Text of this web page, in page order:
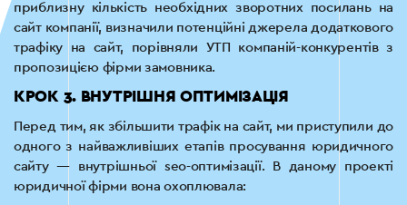
приблизну кількість необхідних зворотних посилань на
сайт компанії, визначили потенційні джерела додаткового
трафіку на сайт, порівняли УТП компаній-конкурентів з
пропозицією фірми замовника.
КРОК 3. ВНУТРІШНЯ ОПТИМІЗАЦІЯ
Перед тим, як збільшити трафік на сайт, ми приступили до
одного з найважливіших етапів просування юридичного
сайту — внутрішньої seo-оптимізації. В даному проекті
юридичної фірми вона охоплювала: